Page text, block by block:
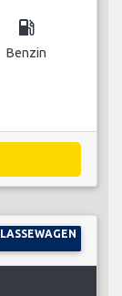
local_gas_station
Benzin